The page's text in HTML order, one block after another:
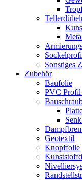
Sonstiges
Zubehör
Baufolie
PVC Profil
Geotextil
Knopffolie